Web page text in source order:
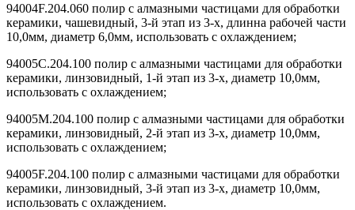
94004F.204.060 полир с алмазными частицами для обработки
керамики, чашевидный, 3-й этап из 3-х, длинна рабочей части
10,0мм, диаметр 6,0мм, использовать с охлаждением;
94005C.204.100 полир с алмазными частицами для обработки
керамики, линзовидный, 1-й этап из 3-х, диаметр 10,0мм,
использовать с охлаждением;
94005M.204.100 полир с алмазными частицами для обработки
керамики, линзовидный, 2-й этап из 3-х, диаметр 10,0мм,
использовать с охлаждением;
94005F.204.100 полир с алмазными частицами для обработки
керамики, линзовидный, 3-й этап из 3-х, диаметр 10,0мм,
использовать с охлаждением.